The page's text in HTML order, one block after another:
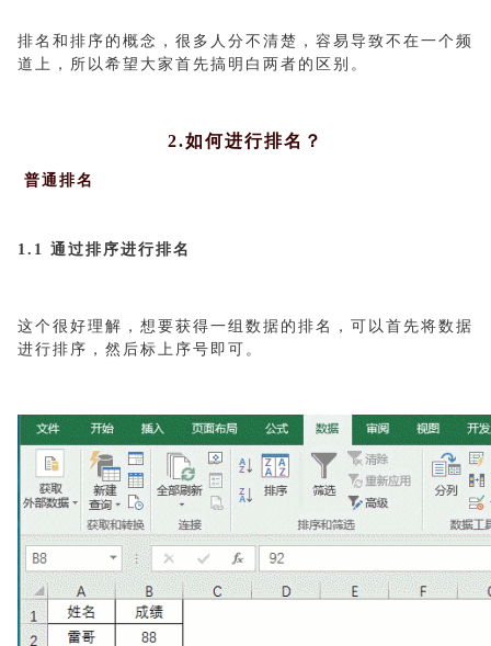
排名和排序的概念，很多人分不清楚，容易导致不在一个频
道上，所以希望大家首先搞明白两者的区别。
2.如何进行排名？
普通排名
1.1 通过排序进行排名
这个很好理解，想要获得一组数据的排名，可以首先将数据
进行排序，然后标上序号即可。